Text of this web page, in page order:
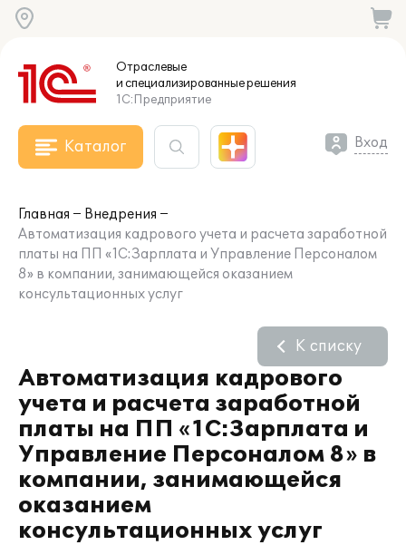
Отраслевые
и специализированныерешения
1С:Предприятие
Каталог Вход
Главная
Внедрения
Автоматизация кадрового учета и расчета заработной
платы на ПП «1С:Зарплата и Управление Персоналом
8» в компании, занимающейся оказанием
консультационных услуг
Автоматизация кадрового
учета и расчета заработной
платы на ПП «1С:Зарплата и
Управление Персоналом 8» в
компании, занимающейся
оказанием
консультационных услуг
К списку